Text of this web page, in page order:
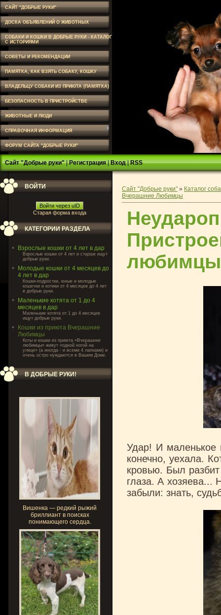
САЙТ "ДОБРЫЕ РУКИ"
ДОСКА ОБЪЯВЛЕНИЙ О ЖИВОТНЫХ
СОБАКИ И КОШКИ В ДОБРЫЕ РУКИ - КАТАЛОГ
С ИСТОРИЯМИ
СОВЕТЫ И РЕКОМЕНДАЦИИ
ПАМЯТКА, КАК ВЗЯТЬ СОБАКУ, КОШКУ
ВЛАДЕЛЬЦУ СОБАКИ ИЗ ПРИЮТА (ПАМЯТКА)
БЕЗОПАСНОСТЬ В ПРИСТРОЙСТВЕ
ЖИВОТНЫЕ И ЛЮДИ
СПРАВОЧНАЯ ИНФОРМАЦИЯ
ФОРУМ САЙТА "ДОБРЫЕ РУКИ"
Сайт "Добрые руки"|Регистрация|Вход|RSS
ВОЙТИ
Войти через uID
Старая форма входа
КАТЕГОРИИ РАЗДЕЛА
Взрослые кошки от 4 лет в дар
Взрослые кошки от 4 лет и старше ищут
добрые руки.
Молодые кошки от 4 месяцев до
4 лет в дар
Кошки-подростки, юные и молодые
кошечки и котики от 4 месяцев до 4 лет
в добрые руки.
Маленькие котята от 1 до 4
месяцев в дар
Маленькие котята от 1 до 4 месяцев
ищут добрые руки.
Кошки из приюта Вчерашние
Любимцы
Коты и кошки из приюта «Вчерашние
любимцы» живут «одной ногой на
улице» (а иногда - и всеми 4 лапками) и
очень остро нуждаются в Вашем Доме.
В ДОБРЫЕ РУКИ!
Вишенка — редкий рыжий
бриллиант в поисках
понимающего сердца.
Сайт "Добрые руки" » Каталог
Вчерашние Любимцы
Удар! И маленькое
конечно, уехала.
кровью. Был
глаза. А хозяева...
забыли: знать,